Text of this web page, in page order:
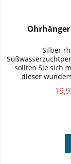
Silber
sollten Sie sich
dieser